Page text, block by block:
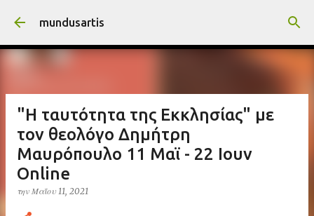
Μετάβαση στο κύριο περιεχόμενο
mundusartis
"Η ταυτότητα της Εκκλησίας" με
τον θεολόγο Δημήτρη
Μαυρόπουλο 11 Μαϊ - 22 Ιουν
Online
την Μαΐου 11, 2021